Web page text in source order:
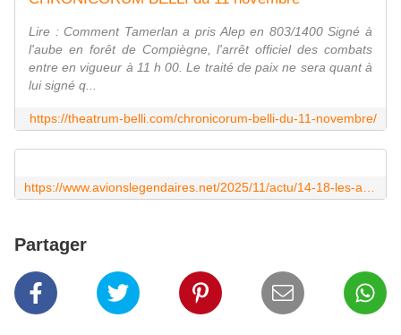
Lire : Comment Tamerlan a pris Alep en 803/1400 Signé à
l'aube en forêt de Compiègne, l'arrêt officiel des combats
entre en vigueur à 11 h 00. Le traité de paix ne sera quant à
lui signé q...
https://theatrum-belli.com/chronicorum-belli-du-11-novembre/
Partager